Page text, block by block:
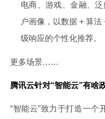
电商、游戏、金融、
户画像，以数据 + 算
级响应的个性化推荐。
更多场景……
腾讯云针对“智能云”有啥
“智能云”致力于打造一个